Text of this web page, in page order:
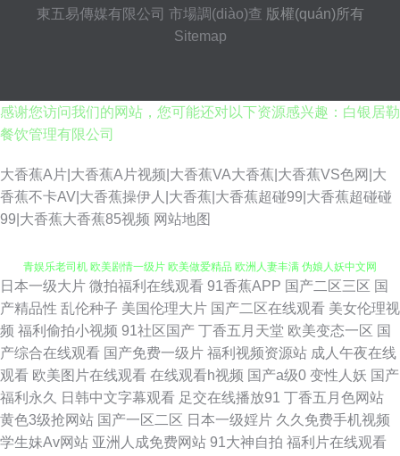
東五易傳媒有限公司 市場調(diào)查 版權(quán)所有
Sitemap
感谢您访问我们的网站，您可能还对以下资源感兴趣：白银居勒
餐饮管理有限公司
大香蕉A片|大香蕉A片视频|大香蕉VA大香蕉|大香蕉VS色网|大
香蕉不卡AV|大香蕉操伊人|大香蕉|大香蕉超碰99|大香蕉超碰碰
99|大香蕉大香蕉85视频 网站地图
欧美波霸OL 亚州另类10页 影音先锋午夜福利 日本极品午夜剧场 青青操网
址 变态另类AV在线 韩国成a韩国免费 美女漏逼视频 亚洲最大天堂观看 www
桃色com 国产91在线观看 成人久久免费的 亚洲涩涩网 福利二区 福利社官网
92 户外激情露出 欧美风骚A片 日韩二级黄色 日韩有码网站 五月天性福网 天
日本一级大片 微拍福利在线观看 91香蕉APP 国产二区三区 国
产精品性 乱伦种子 美国伦理大片 国产二区在线观看 美女伦理视
频 福利偷拍小视频 91社区国产 丁香五月天堂 欧美变态一区 国
产综合在线观看 国产免费一级片 福利视频资源站 成人午夜在线
观看 欧美图片在线观看 在线观看h视频 国产a级0 变性人妖 国产
福利永久
日韩中文字幕观看 足交在线播放91 丁香五月色网站
黄色3级抢网站 国产一区二区 日本一级婬片 久久免费手机视频
学生妹Av网站 亚洲人成免费网站 91大神自拍 福利片在线观看